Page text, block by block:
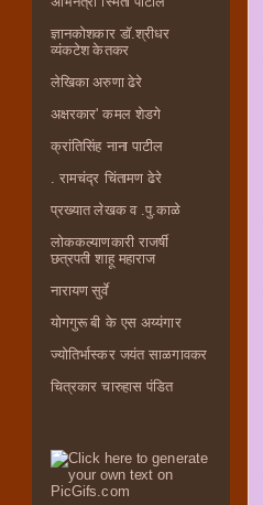
ज्ञानकोशकार डॉ.श्रीधर
व्यंकटेश केतकर
लेखिका अरुणा ढेरे
अक्षरकार' कमल शेडगे
क्रांतिसिंह नाना पाटील
. रामचंद्र चिंतामण ढेरे
प्रख्यात लेखक व .पु.काळे
लोककल्याणकारी राजर्षी
छत्रपती शाहू महाराज
नारायण सुर्वे
योगगुरू बी के एस अय्यंगार
ज्योतिर्भास्कर जयंत साळगावकर
चित्रकार चारुहास पंडित